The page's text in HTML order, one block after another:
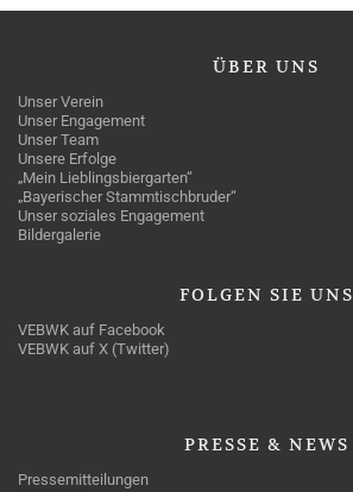
ÜBER UNS
Unser Verein
Unser Engagement
Unser Team
Unsere Erfolge
„Mein Lieblingsbiergarten“
„Bayerischer Stammtischbruder“
Unser soziales Engagement
Bildergalerie
FOLGEN SIE UNS
VEBWK auf Facebook
VEBWK auf X (Twitter)
PRESSE & NEWS
Pressemitteilungen